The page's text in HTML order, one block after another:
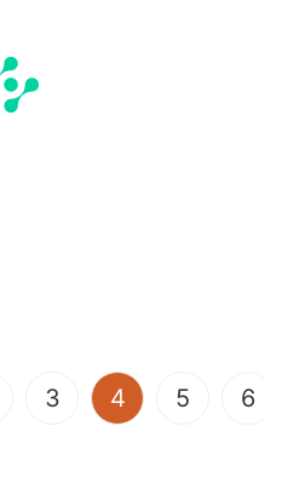
3 4(current)
5 6